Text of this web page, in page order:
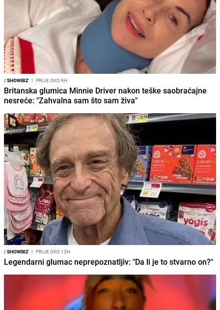
/SHOWBIZ I PRIJE OKO 9H
Britanska glumica Minnie Driver nakon teške saobraćajne
nesreće: "Zahvalna sam što sam živa"
/SHOWBIZ I PRIJE OKO 13H
Legendarni glumac neprepoznatljiv: "Da li je to stvarno on?"